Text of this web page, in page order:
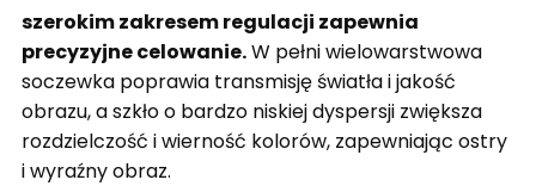
szerokim zakresem regulacji zapewnia
precyzyjne celowanie.W pełni wielowarstwowa
soczewka poprawia transmisję światła i jakość
obrazu, a szkło o bardzo niskiej dyspersji zwiększa
rozdzielczość i wierność kolorów, zapewniając ostry
i wyraźny obraz.